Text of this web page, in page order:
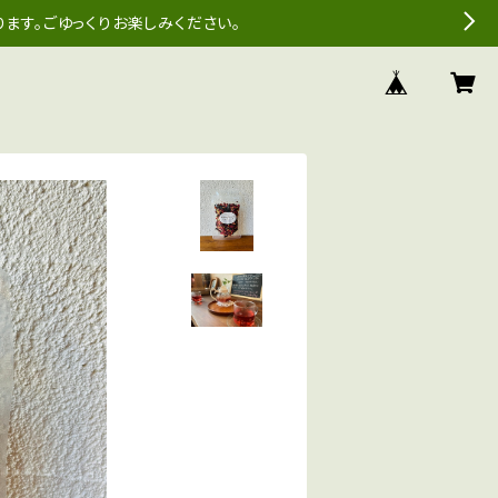
す。ごゆっくりお楽しみください。